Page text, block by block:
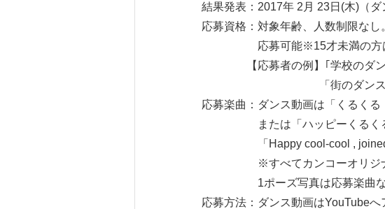
結果発表：2017年 2月 23日(木)（ダ
応募資格：対象年齢、人数制限な
応募可能※15才未満の方は、
【応募者の例】｢学校のダンス
「街のダンスクラブ」（
応募楽曲：ダンス動画は「くるく
または「ハッピーくるくるツ
「Happy cool-cool , joined
※すべてカンコーオリジナル
1ポーズ写真は応募楽曲な
応募方法：ダンス動画はYouTube